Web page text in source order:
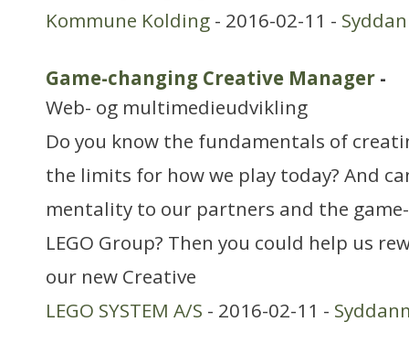
Kommune Kolding - 2016-02-11 -
Game-changing Creative Manager -
Web- og multimedieudvikling
Do you know the fundamentals of
the limits for how we play today? And
mentality to our partners and the
LEGO Group? Then you could help us
our new Creative
LEGO SYSTEM A/S - 2016-02-11 -